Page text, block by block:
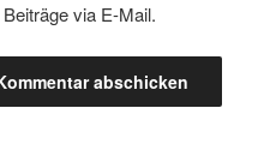
via E-Mail.